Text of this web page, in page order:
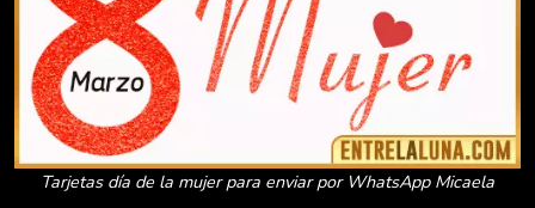
Tarjetas día de la mujer para enviar por WhatsApp Micaela